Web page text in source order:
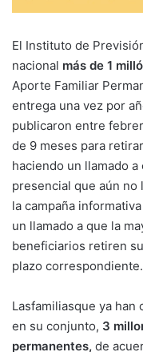
El Instituto de
nacional más de 1
Aporte Familiar
entrega una vez por
publicaron entre
de 9 meses para
haciendo un llamado a
presencial que aún no
la campaña
un llamado a que la
beneficiarios retiren
plazo correspondiente.
Lasfamiliasque ya
en su conjunto, 3
permanentes, de